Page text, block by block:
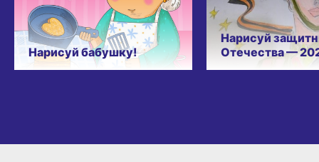
Нарисуй бабушку!
Нарисуй
Отечества —